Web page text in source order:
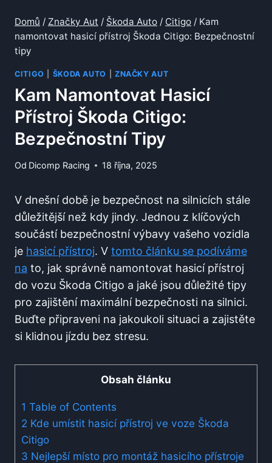
Domů / Značky Aut / Škoda Auto / Citigo / Kam
namontovat hasicí přístroj Škoda Citigo: Bezpečnostní
tipy
CITIGO ŠKODA AUTO ZNAČKY AUT
Kam Namontovat Hasicí
Přístroj Škoda Citigo:
Bezpečnostní Tipy
Od Dicomp Racing 18 října, 2025
V dnešní době je bezpečnost na silnicích stále
důležitější než kdy jindy. Jednou z klíčových
součástí bezpečnostní výbavy vašeho vozidla
je hasicí přístroj. V tomto článku se podíváme
na to, jak správně namontovat hasicí přístroj
do vozu Škoda Citigo a jaké jsou důležité tipy
pro zajištění maximální bezpečnosti na silnici.
Buďte připraveni na jakoukoli situaci a zajistěte
si klidnou jízdu bez stresu.
Obsah článku
1 Table of Contents
2 Kde umístit hasicí přístroj ve voze Škoda
Citigo
3 Nejlepší místo pro montáž hasicího přístroje